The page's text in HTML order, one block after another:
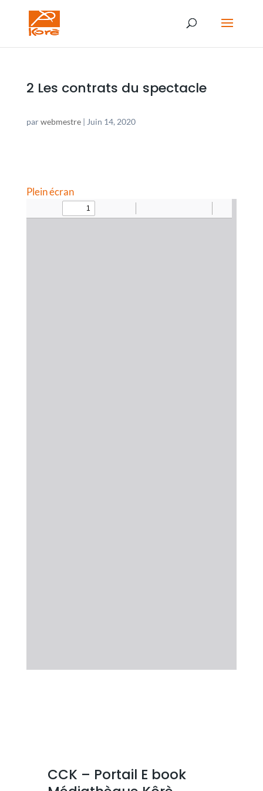
2 Les contrats du spectacle
parwebmestre| Juin 14, 2020
Plein écran
CCK – Portail E book